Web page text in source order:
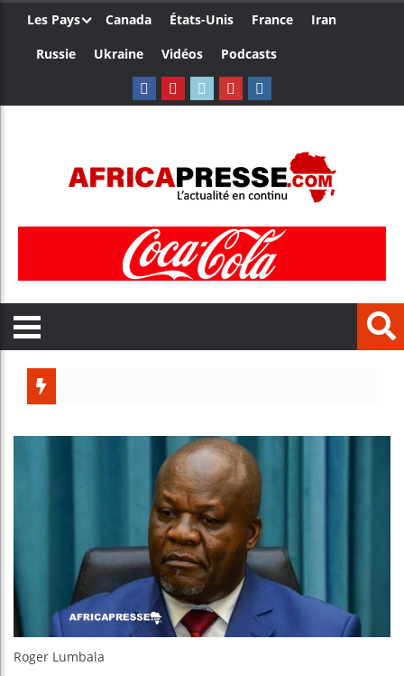
Les Pays Canada États-Unis France
Iran
Russie
Ukraine Vidéos Podcasts
Roger Lumbala